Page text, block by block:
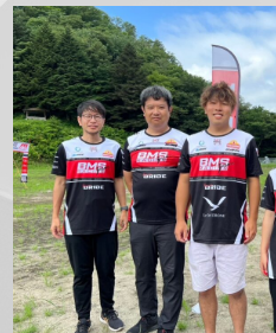
正
方
形